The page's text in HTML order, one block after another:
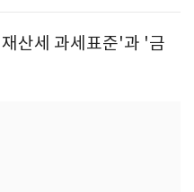
산세 과세표준'과 '금